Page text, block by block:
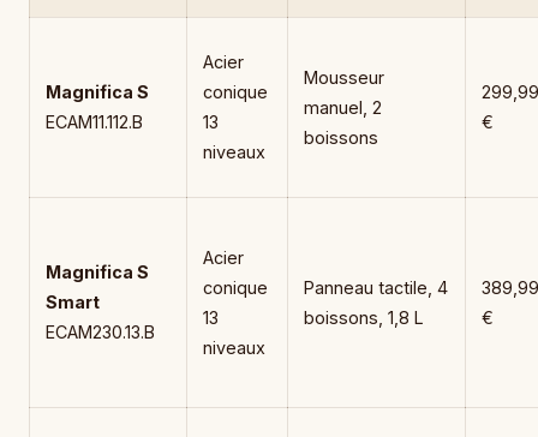
Magnifica S
ECAM11.112.B
Acier
conique
13
niveaux
Mousseur
manuel, 2
boissons
299,99
€
Magnifica S
Smart
ECAM230.13.B
Acier
conique
13
niveaux
Panneau tactile, 4
boissons, 1,8 L
389,99
€